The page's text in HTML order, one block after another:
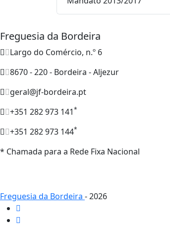
Freguesia da Bordeira
Largo do Comércio, n.º 6
8670 - 220 - Bordeira - Aljezur
geral@jf-bordeira.pt
+351 282 973 141*
+351 282 973 144*
* Chamada para a Rede Fixa Nacional
Freguesia da Bordeira - 2026